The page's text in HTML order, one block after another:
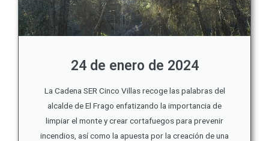
24 de enero de 2024
La Cadena SER Cinco Villas recoge las palabras del
alcalde de El Frago enfatizando la importancia de
limpiar el monte y crear cortafuegos para prevenir
incendios, así como la apuesta por la creación de una